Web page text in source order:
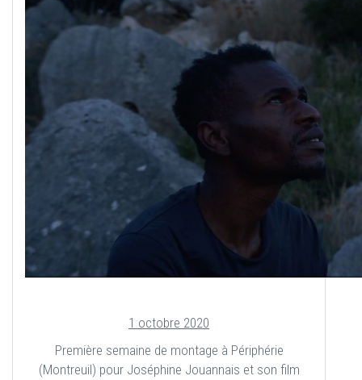
1 octobre 2020
Première semaine de montage à Périphérie
(Montreuil) pour Joséphine Jouannais et son film